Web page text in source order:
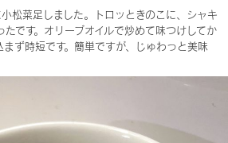
松菜足しました。トロッときのこに、シャキ
です。オリーブオイルで炒めて味つけしてか
ず時短です。簡単ですが、じゅわっと美味